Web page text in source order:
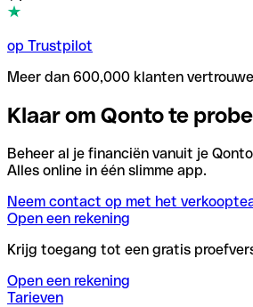
op Trustpilot
Meer dan 600,000 klanten
Klaar om Qonto te
Beheer al je financiën vanuit je
Alles online in één slimme app.
Neem contact op met het
Open een rekening
Krijg toegang tot een gratis
Open een rekening
Tarieven